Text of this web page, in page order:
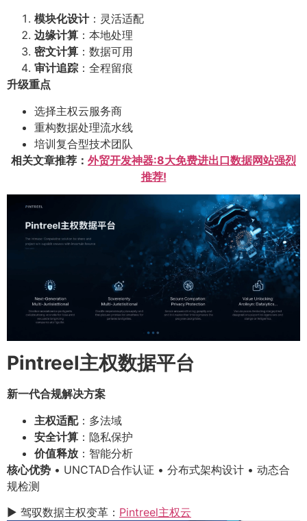
模块化设计：灵活适配
边缘计算 ：本地处理
密文计算 ：数据可用
审计追踪 ：全程留痕
升级重点
选择主权云服务商
重构数据处理流水线
培训复合型技术团队
相关文章推荐： 外贸开发神器:8大免费进出口数据网站强烈
推荐!
Pintreel主权数据平台
新一代合规解决方案
主权适配：多法域
安全计算 ：隐私保护
价值释放 ：智能分析
核心优势 • UNCTAD合作认证 • 分布式架构设计 • 动态合
规检测
▶ 驾驭数据主权变革： Pintreel主权云